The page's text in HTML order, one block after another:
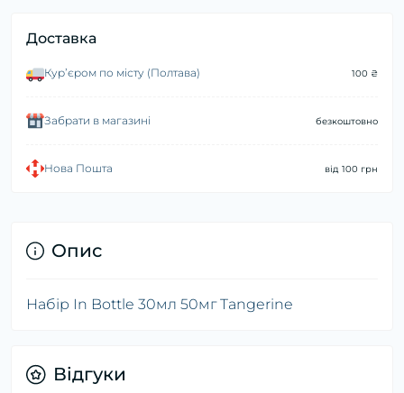
Доставка
Курʼєром по місту (Полтава) 100 ₴
Забрати в магазині безкоштовно
Нова Пошта від 100 грн
Опис
Набір In Bottle 30мл 50мг Tangerine
Відгуки